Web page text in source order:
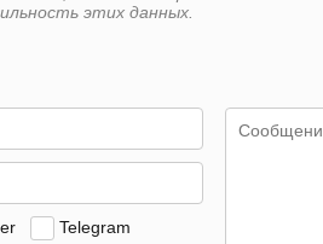
этих данных.
Telegram